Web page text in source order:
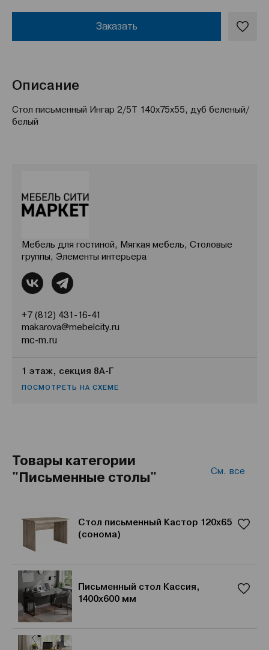
Заказать
Описание
Стол письменный Ингар 2/5Т 140x75x55, дуб беленый/
белый
Мебель для гостиной, Мягкая мебель, Столовые
группы, Элементы интерьера
+7 (812) 431-16-41
makarova@mebelcity.ru
mc-m.ru
1 этаж, секция 8А-Г
ПОСМОТРЕТЬ НА СХЕМЕ
Товары категории
"Письменные столы"
См. все
Стол письменный Кастор 120х65
(сонома)
Письменный стол Кассия,
1400x600 мм